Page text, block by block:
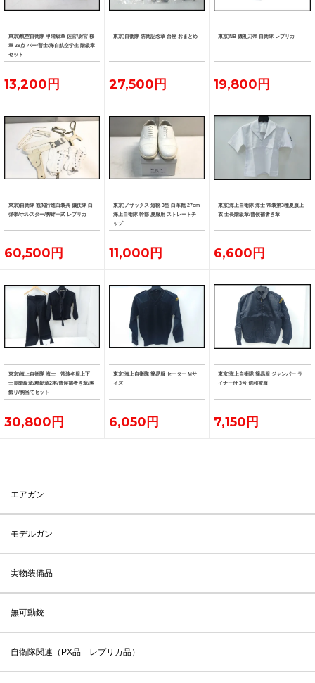
東京)航空自衛隊 甲階級章 佐官/尉官 桜
章 29点 バー/曹士/海自航空学生 階級章
セット
13,200円
東京)自衛隊 防衛記念章 台座 おまとめ
27,500円
東京)NB 儀礼刀帯 自衛隊 レプリカ
19,800円
東京)自衛隊 観閲行進白装具 儀仗隊 白
弾帯/ホルスター/脚絆一式 レプリカ
60,500円
東京)ノサックス 短靴 3型 白革靴 27cm
海上自衛隊 幹部 夏服用 ストレートチ
ップ
11,000円
東京)海上自衛隊 海士 常装第3種夏服上
衣 士長階級章/曹候補者き章
6,600円
東京)海上自衛隊 海士 常装冬服上下
士長階級章/精勤章2本/曹候補者き章/胸
飾り/胸当てセット
30,800円
東京)海上自衛隊 簡易服 セーター Mサ
イズ
6,050円
東京)海上自衛隊 簡易服 ジャンパー ラ
イナー付 3号 信和被服
7,150円
エアガン
モデルガン
実物装備品
無可動銃
自衛隊関連（PX品 レプリカ品）